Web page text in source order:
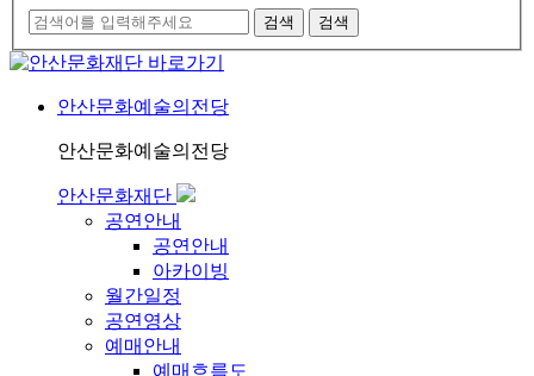
안산문화예술의전당
안산문화예술의전당
안산문화재단
공연안내
공연안내
아카이빙
월간일정
공연영상
예매안내
예매흐름도